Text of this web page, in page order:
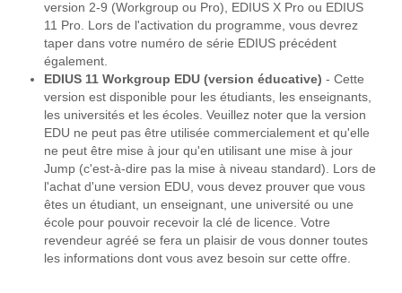
version 2-9 (Workgroup ou Pro), EDIUS X Pro ou EDIUS
11 Pro. Lors de l'activation du programme, vous devrez
taper dans votre numéro de série EDIUS précédent
également.
EDIUS 11 Workgroup EDU (version éducative) - Cette
version est disponible pour les étudiants, les enseignants,
les universités et les écoles. Veuillez noter que la version
EDU ne peut pas être utilisée commercialement et qu'elle
ne peut être mise à jour qu'en utilisant une mise à jour
Jump (c'est-à-dire pas la mise à niveau standard). Lors de
l'achat d'une version EDU, vous devez prouver que vous
êtes un étudiant, un enseignant, une université ou une
école pour pouvoir recevoir la clé de licence. Votre
revendeur agréé se fera un plaisir de vous donner toutes
les informations dont vous avez besoin sur cette offre.